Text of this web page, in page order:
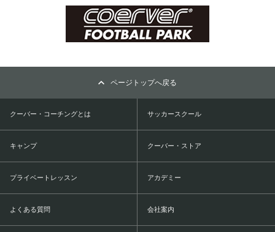
ページトップへ戻る
クーバー・コーチングとは サッカースクール
キャンプ クーバー・ストア
プライベートレッスン アカデミー
よくある質問 会社案内